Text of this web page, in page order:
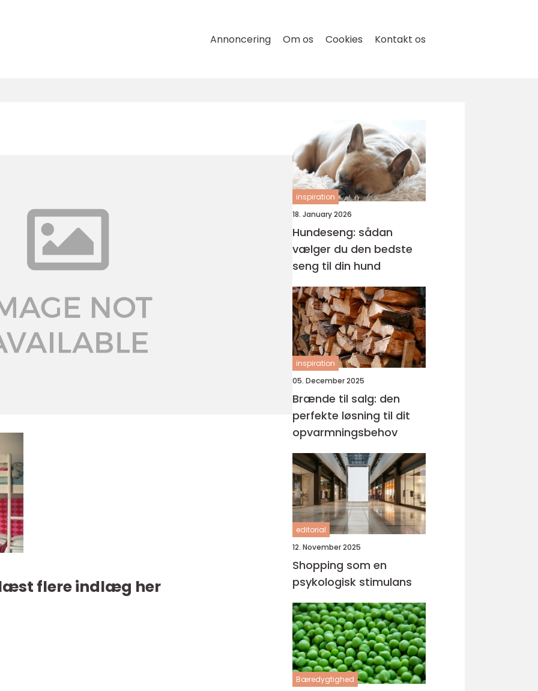
Annoncering Om os Cookies Kontakt os
flere indlæg her
inspiration
18. January 2026
Hundeseng: sådan
vælger du den bedste
seng til din hund
inspiration
05. December 2025
Brænde til salg: den
perfekte løsning til dit
opvarmningsbehov
editorial
12. November 2025
Shopping som en
psykologisk stimulans
Bæredygtighed